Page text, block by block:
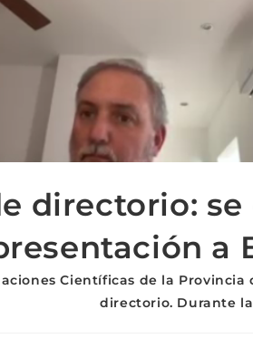
directorio:
a
Científicas de la
directorio. Durante